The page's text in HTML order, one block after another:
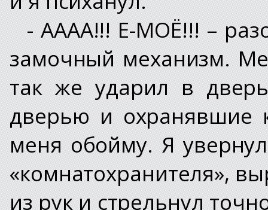
- АААА!!! Е-МОЁ!!! –
замочный механизм.
так же ударил в
дверью и охранявшие
меня обойму. Я
«комнатохранителя»,
из рук и стрельнул